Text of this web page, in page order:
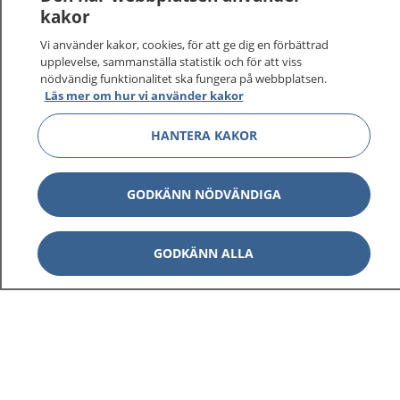
sjukdomar och vilka mottagningar du kan kontakta.
Logga in för att läsa din journal och göra dina
vårdärenden. Ring telefonnummer 1177 för
sjukvårdsrådgivning dygnet runt.
1177 ger dig råd när du vill må bättre.
1177 på flera språk Visa
kakor
Vi använder kakor, cookies, för att ge dig en förbättrad
upplevelse, sammanställa statistik och för att viss
nödvändig funktionalitet ska fungera på webbplatsen.
Läs mer om hur vi använder kakor
HANTERA KAKOR
GODKÄNN NÖDVÄNDIGA
GODKÄNN ALLA